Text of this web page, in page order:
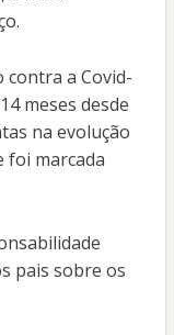
contra a Covid-
meses desde
na evolução
foi marcada
pais sobre os